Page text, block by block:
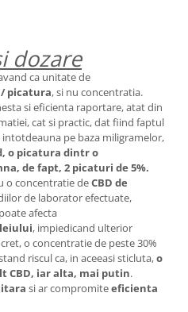
dozare
ca unitate de
picatura, si nu concentratia.
si eficienta raportare, atat din
cat si practic, dat fiind faptul
intotdeauna pe baza miligramelor,
o picatura dintr o
de fapt, 2 picaturi de 5%.
o concentratie deCBD de
de laborator efectuate,
afecta
, impiedicand ulterior
o concentratie de peste 30%
riscul ca, in aceeasi sticluta,o
CBD, iar alta, mai putin.
si ar compromiteeficienta